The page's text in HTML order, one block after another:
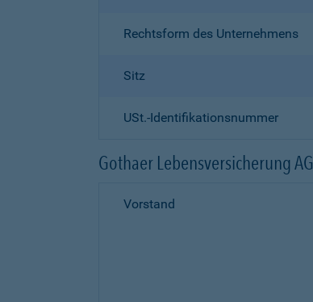
Rechtsform des Unternehmens
Sitz
USt.-Identifikationsnummer
Gothaer Lebensversicherung AG
Vorstand